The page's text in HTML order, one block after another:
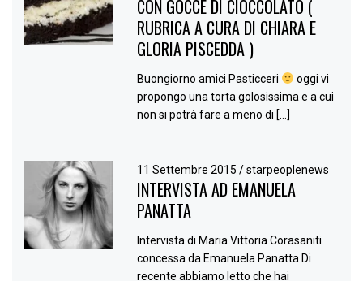
CON GOCCE DI CIOCCOLATO (
RUBRICA A CURA DI CHIARA E
GLORIA PISCEDDA )
Buongiorno amici Pasticceri
oggi vi
propongo una torta golosissima e a cui
non si potrà fare a meno di […]
11 Settembre 2015/ starpeoplenews
INTERVISTA AD EMANUELA
PANATTA
Intervista di Maria Vittoria Corasaniti
concessa da Emanuela Panatta Di
recente abbiamo letto che hai